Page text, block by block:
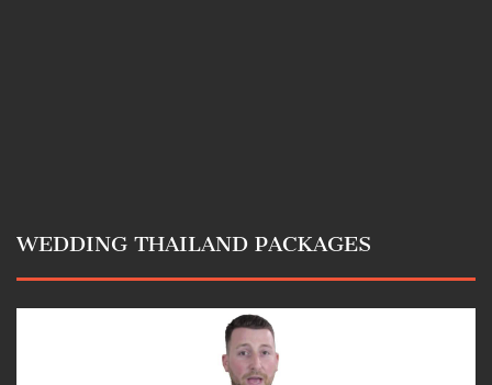
WEDDING THAILAND PACKAGES